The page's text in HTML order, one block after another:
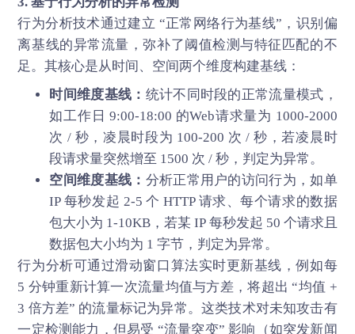
行为分析技术通过建立 “正常网络行为基线”，识别偏
离基线的异常流量，弥补了阈值检测与特征匹配的不
足。其核心是从时间、空间两个维度构建基线：
时间维度基线： 统计不同时段的正常流量模式，
如工作日 9:00-18:00 的Web请求量为 1000-2000
次 / 秒，凌晨时段为 100-200 次 / 秒，若凌晨时
段请求量突然增至 1500 次 / 秒，判定为异常。
空间维度基线： 分析正常用户的访问行为，如单
IP 每秒发起 2-5 个 HTTP 请求、每个请求的数据
包大小为 1-10KB，若某 IP 每秒发起 50 个请求且
数据包大小均为 1 字节，判定为异常。
行为分析可通过滑动窗口算法实时更新基线，例如每
5 分钟重新计算一次流量均值与方差，将超出 “均值 +
3 倍方差” 的流量标记为异常。这类技术对未知攻击有
一定检测能力，但易受 “流量突变” 影响（如突发新闻